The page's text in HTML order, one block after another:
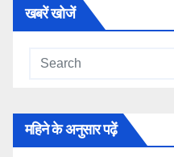
खबरें खोजें
महिने के अनुसार पढ़ें